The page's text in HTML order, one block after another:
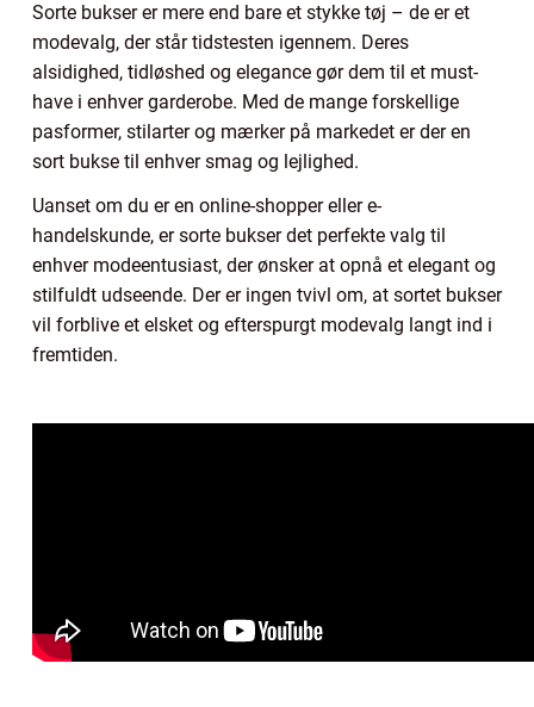
Sorte bukser er mere end bare et stykke tøj – de er et
modevalg, der står tidstesten igennem. Deres
alsidighed, tidløshed og elegance gør dem til et must-
have i enhver garderobe. Med de mange forskellige
pasformer, stilarter og mærker på markedet er der en
sort bukse til enhver smag og lejlighed.
Uanset om du er en online-shopper eller e-
handelskunde, er sorte bukser det perfekte valg til
enhver modeentusiast, der ønsker at opnå et elegant og
stilfuldt udseende. Der er ingen tvivl om, at sortet bukser
vil forblive et elsket og efterspurgt modevalg langt ind i
fremtiden.